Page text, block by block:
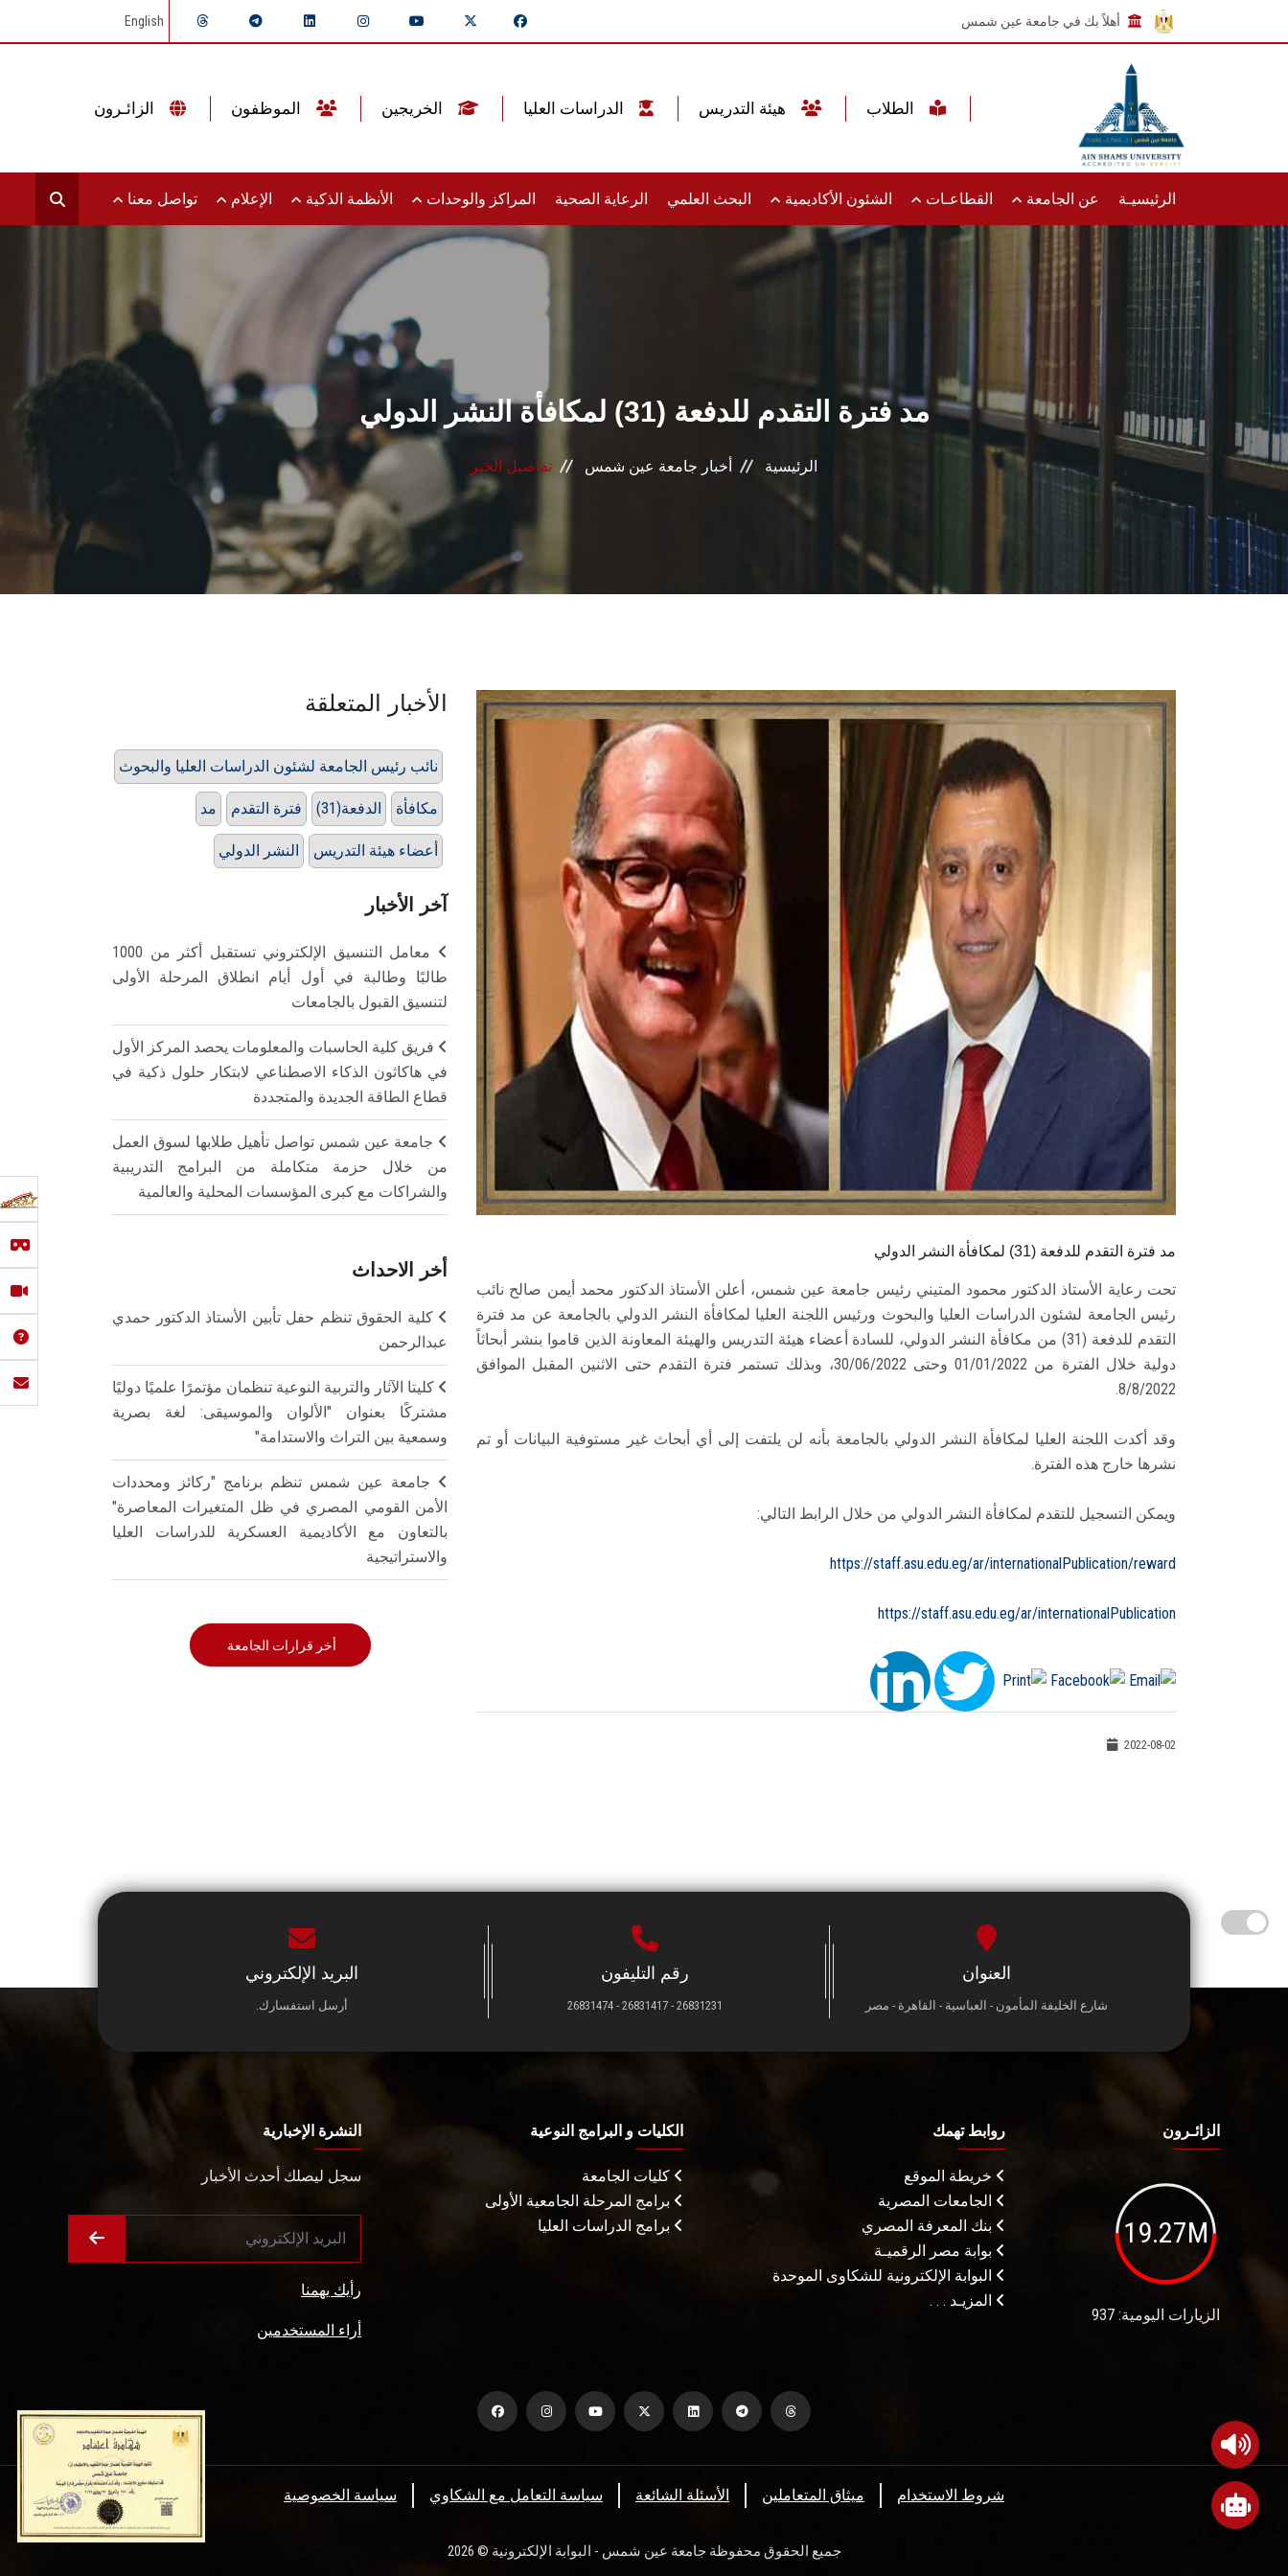
أهلاً بك في جامعة عين شمس English
الرئيسيـة عن الجامعة القطاعـات الشئون الأكاديمية البحث العلمي الرعاية الصحية المراكز والوحدات الأنظمة الذكية الإعلام تواصل معنا
مد فترة التقدم للدفعة (31) لمكافأة النشر الدولي
الرئيسية أخبار جامعة عين شمس تفاصيل الخبر
مد فترة التقدم للدفعة (31) لمكافأة النشر الدولي
تحت رعاية الأستاذ الدكتور محمود المتيني رئيس جامعة عين شمس، أعلن الأستاذ الدكتور محمد أيمن صالح نائب
رئيس الجامعة لشئون الدراسات العليا والبحوث ورئيس اللجنة العليا لمكافأة النشر الدولي بالجامعة عن مد فترة
التقدم للدفعة (31) من مكافأة النشر الدولي، للسادة أعضاء هيئة التدريس والهيئة المعاونة الذين قاموا بنشر أبحاثاً
دولية خلال الفترة من 01/01/2022 وحتى 30/06/2022، وبذلك تستمر فترة التقدم حتى الاثنين المقبل الموافق
8/8/2022.
وقد أكدت اللجنة العليا لمكافأة النشر الدولي بالجامعة بأنه لن يلتفت إلى أي أبحاث غير مستوفية البيانات أو تم
نشرها خارج هذه الفترة.
ويمكن التسجيل للتقدم لمكافأة النشر الدولي من خلال الرابط التالي:
https://staff.asu.edu.eg/ar/internationalPublication/reward
https://staff.asu.edu.eg/ar/internationalPublication
2022-08-02
الأخبار المتعلقة
نائب رئيس الجامعة لشئون الدراسات العليا والبحوث
مد فترة التقدم الدفعة(31) مكافأة
النشر الدولي أعضاء هيئة التدريس
آخر الأخبار
معامل التنسيق الإلكتروني تستقبل أكثر من 1000
طالبًا وطالبة في أول أيام انطلاق المرحلة الأولى
لتنسيق القبول بالجامعات
فريق كلية الحاسبات والمعلومات يحصد المركز الأول
في هاكاثون الذكاء الاصطناعي لابتكار حلول ذكية في
قطاع الطاقة الجديدة والمتجددة
جامعة عين شمس تواصل تأهيل طلابها لسوق العمل
من خلال حزمة متكاملة من البرامج التدريبية
والشراكات مع كبرى المؤسسات المحلية والعالمية
أخر الاحداث
كلية الحقوق تنظم حفل تأبين الأستاذ الدكتور حمدي
عبدالرحمن
كليتا الآثار والتربية النوعية تنظمان مؤتمرًا علميًا دوليًا
مشتركًا بعنوان "الألوان والموسيقى: لغة بصرية
وسمعية بين التراث والاستدامة"
جامعة عين شمس تنظم برنامج "ركائز ومحددات
الأمن القومي المصري في ظل المتغيرات المعاصرة"
بالتعاون مع الأكاديمية العسكرية للدراسات العليا
والاستراتيجية
أخر قرارات الجامعة
العنوان
شارع الخليفة المأمون - العباسية - القاهرة - مصر
رقم التليفون
26831231 - 26831417 - 26831474
البريد الإلكتروني
أرسل استفسارك.
الزائـرون
19.27M
الزيارات اليومية: 937
روابط تهمك
خريطة الموقع
الجامعات المصرية
بنك المعرفة المصري
بوابة مصر الرقميـة
البوابة الإلكترونية للشكاوى الموحدة
المزيـد . . .
الكليات و البرامج النوعية
كليات الجامعة
برامج المرحلة الجامعية الأولى
برامج الدراسات العليا
النشرة الإخبارية
سجل ليصلك أحدث الأخبار
رأيك يهمنا
أراء المستخدمين
سياسة الخصوصية سياسة التعامل مع الشكاوي الأسئلة الشائعة ميثاق المتعاملين شروط الاستخدام
جميع الحقوق محفوظة جامعة عين شمس - البوابة الإلكترونية © 2026